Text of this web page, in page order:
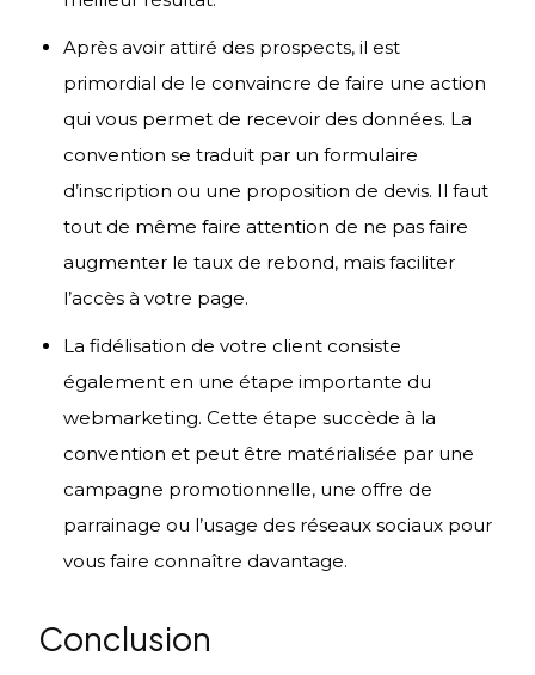
Après avoir attiré des prospects, il est
primordial de le convaincre de faire une action
qui vous permet de recevoir des données. La
convention se traduit par un formulaire
d’inscription ou une proposition de devis. Il faut
tout de même faire attention de ne pas faire
augmenter le taux de rebond, mais faciliter
l’accès à votre page.
La fidélisation de votre client consiste
également en une étape importante du
webmarketing. Cette étape succède à la
convention et peut être matérialisée par une
campagne promotionnelle, une offre de
parrainage ou l’usage des réseaux sociaux pour
vous faire connaître davantage.
Conclusion